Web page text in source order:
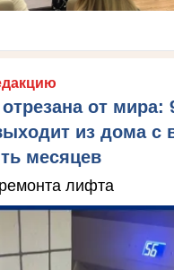
от мира:
из дома с
месяцев
лифта